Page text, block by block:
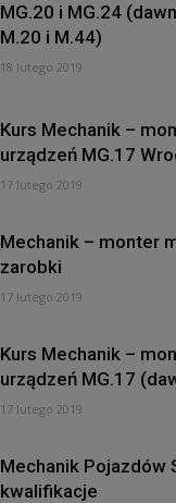
MG.20 i MG.24
M.20 i M.44)
18 lutego 2019
Kurs Mechanik –
urządzeń MG.17
17 lutego 2019
Mechanik – monter
zarobki
17 lutego 2019
Kurs Mechanik –
urządzeń MG.17
17 lutego 2019
Mechanik Pojazdów
kwalifikacje